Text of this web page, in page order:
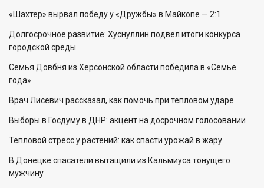
«Шахтер» вырвал победу у «Дружбы» в Майкопе — 2:1
Долгосрочное развитие: Хуснуллин подвел итоги конкурса
городской среды
Семья Довбня из Херсонской области победила в «Семье
года»
Врач Лисевич рассказал, как помочь при тепловом ударе
Выборы в Госдуму в ДНР: акцент на досрочном голосовании
Тепловой стресс у растений: как спасти урожай в жару
В Донецке спасатели вытащили из Кальмиуса тонущего
мужчину